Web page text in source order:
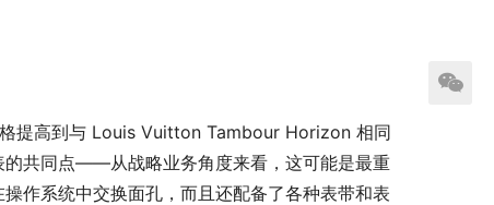
提高到与 Louis Vuitton Tambour Horizo​​n 相同
共同点——从战略业务角度来看，这可能是最重
作系统中交换面孔，而且还配备了各种表带和表